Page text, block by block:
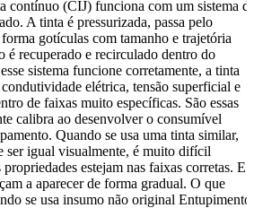
contínuo (CIJ) funciona com um sistema
A tinta é pressurizada, passa pelo
gotículas com tamanho e trajetória
é recuperado e recirculado dentro do
sistema funcione corretamente, a tinta
elétrica, tensão superficial e
de faixas muito específicas. São essas
calibra ao desenvolver o consumível
Quando se usa uma tinta similar,
ser igual visualmente, é muito difícil
propriedades estejam nas faixas corretas. E
a aparecer de forma gradual. O que
se usa insumo não original Entupimento